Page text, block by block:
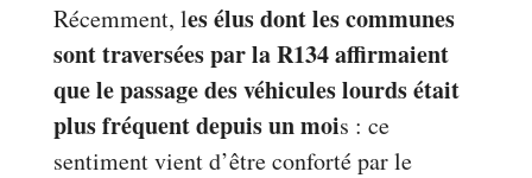
Récemment, les élus dont les communes
sont traversées par la R134 affirmaient
que le passage des véhicules lourds était
plus fréquent depuis un mois : ce
sentiment vient d’être conforté par le